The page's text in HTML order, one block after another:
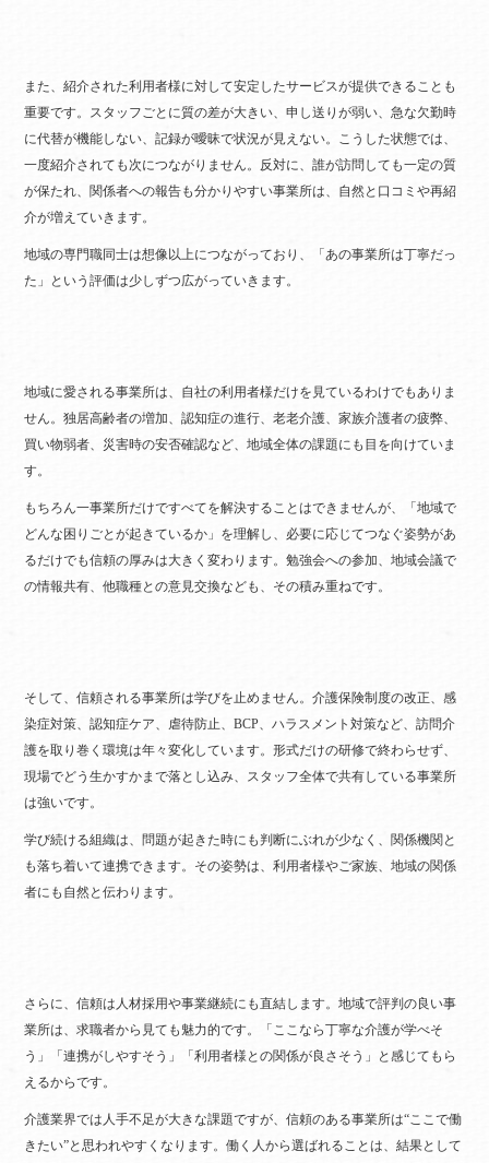
また、紹介された利用者様に対して安定したサービスが提供できることも
重要です。スタッフごとに質の差が大きい、申し送りが弱い、急な欠勤時
に代替が機能しない、記録が曖昧で状況が見えない。こうした状態では、
一度紹介されても次につながりません。反対に、誰が訪問しても一定の質
が保たれ、関係者への報告も分かりやすい事業所は、自然と口コミや再紹
介が増えていきます。
地域の専門職同士は想像以上につながっており、「あの事業所は丁寧だっ
た」という評価は少しずつ広がっていきます。
地域に愛される事業所は、自社の利用者様だけを見ているわけでもありま
せん。独居高齢者の増加、認知症の進行、老老介護、家族介護者の疲弊、
買い物弱者、災害時の安否確認など、地域全体の課題にも目を向けていま
す。
もちろん一事業所だけですべてを解決することはできませんが、「地域で
どんな困りごとが起きているか」を理解し、必要に応じてつなぐ姿勢があ
るだけでも信頼の厚みは大きく変わります。勉強会への参加、地域会議で
の情報共有、他職種との意見交換なども、その積み重ねです。
そして、信頼される事業所は学びを止めません。介護保険制度の改正、感
染症対策、認知症ケア、虐待防止、BCP、ハラスメント対策など、訪問介
護を取り巻く環境は年々変化しています。形式だけの研修で終わらせず、
現場でどう生かすかまで落とし込み、スタッフ全体で共有している事業所
は強いです。
学び続ける組織は、問題が起きた時にも判断にぶれが少なく、関係機関と
も落ち着いて連携できます。その姿勢は、利用者様やご家族、地域の関係
者にも自然と伝わります。
さらに、信頼は人材採用や事業継続にも直結します。地域で評判の良い事
業所は、求職者から見ても魅力的です。「ここなら丁寧な介護が学べそ
う」「連携がしやすそう」「利用者様との関係が良さそう」と感じてもら
えるからです。
介護業界では人手不足が大きな課題ですが、信頼のある事業所は“ここで働
きたい”と思われやすくなります。働く人から選ばれることは、結果として